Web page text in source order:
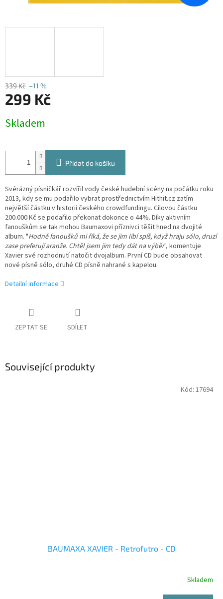
339 Kč –11 %
299 Kč
cena:
Skladem
Přidat do košíku
Svérázný písničkář rozvířil vody české hudební scény na počátku roku
2013, kdy se mu podařilo vybrat prostřednictvím Hithit.cz zatím
největší částku v historii českého crowdfundingu. Cílovou částku
200.000 Kč se podařilo překonat dokonce o 44%. Díky aktivním
fanouškům se tak mohou Baumaxovi příznivci těšit hned na dvojité
album. "Hodně fanoušků mi říká, že se jim líbí spíš, když hraju sólo, druzí
zase preferují aranže. Chtěl jsem jim tedy dát na výběr", komentuje
Xavier své rozhodnutí natočit dvojalbum. První CD bude obsahovat
nové písně sólo, druhé CD písně nahrané s kapelou.
Detailní informace
ZEPTAT SE SDÍLET
Související produkty
BAUMAXA XAVIER - Retrofutro - CD
Skladem
Kód: 17694